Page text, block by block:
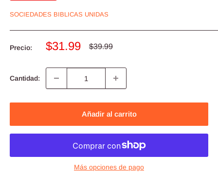
SOCIEDADES BIBLICAS UNIDAS
Precio:
Precio
venta
$31.99
Precio
$39.99
Cantidad:
Añadir al carrito
Más opciones de pago